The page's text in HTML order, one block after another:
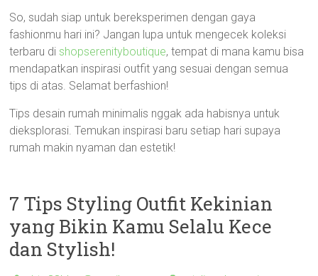
So, sudah siap untuk bereksperimen dengan gaya
fashionmu hari ini? Jangan lupa untuk mengecek koleksi
terbaru di shopserenityboutique, tempat di mana kamu bisa
mendapatkan inspirasi outfit yang sesuai dengan semua
tips di atas. Selamat berfashion!
Tips desain rumah minimalis nggak ada habisnya untuk
dieksplorasi. Temukan inspirasi baru setiap hari supaya
rumah makin nyaman dan estetik!
7 Tips Styling Outfit Kekinian
yang Bikin Kamu Selalu Kece
dan Stylish!